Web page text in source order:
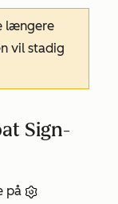
længere
vil stadig
Sign-
på